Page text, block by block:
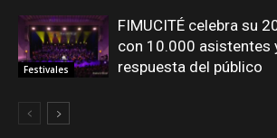
Festivales
FIMUCITÉ celebra su
con 10.000 asistentes
respuesta del público